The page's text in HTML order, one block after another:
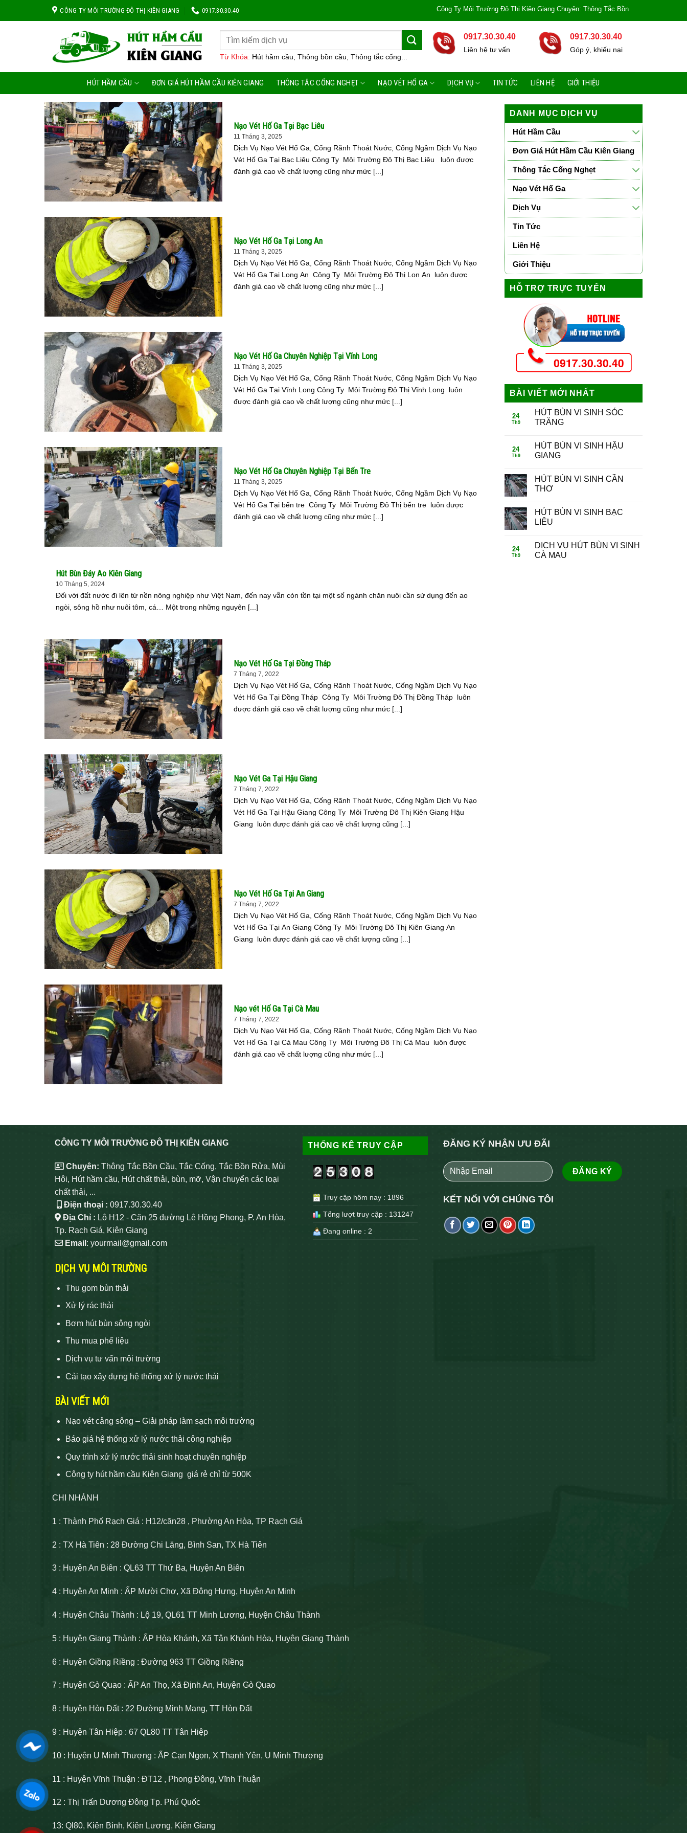
CÔNG TY MÔI TRƯỜNG ĐÔ THỊ KIÊN GIANG 0917.30.30.40 Công Ty Môi Trường Đô Thị Kiên Giang Chuyên: Thông Tắc Bồn Cầu, Tắc Cống, Tắc Bồn
Từ Khóa: Hút hầm cầu, Thông bồn cầu, Thông tắc cống...
0917.30.30.40
Liên hệ tư vấn
0917.30.30.40
Góp ý, khiếu nại
HÚT HẦM CẦU ĐƠN GIÁ HÚT HẦM CẦU KIÊN GIANG THÔNG TẮC CỐNG NGHẸT NẠO VÉT HỐ GA DỊCH VỤ TIN TỨC LIÊN HỆ GIỚI THIỆU
Nạo Vét Hố Ga Tại Bạc Liêu
11 Tháng 3, 2025
Dịch Vụ Nạo Vét Hố Ga, Cống Rãnh Thoát Nước, Cống Ngầm Dịch Vụ Nạo
Vét Hố Ga Tại Bạc Liêu Công Ty Môi Trường Đô Thị Bạc Liêu luôn được
đánh giá cao về chất lượng cũng như mức [...]
Nạo Vét Hố Ga Tại Long An
11 Tháng 3, 2025
Dịch Vụ Nạo Vét Hố Ga, Cống Rãnh Thoát Nước, Cống Ngầm Dịch Vụ Nạo
Vét Hố Ga Tại Long An Công Ty Môi Trường Đô Thị Lon An luôn được
đánh giá cao về chất lượng cũng như mức [...]
Nạo Vét Hố Ga Chuyên Nghiệp Tại Vĩnh Long
11 Tháng 3, 2025
Dịch Vụ Nạo Vét Hố Ga, Cống Rãnh Thoát Nước, Cống Ngầm Dịch Vụ Nạo
Vét Hố Ga Tại Vĩnh Long Công Ty Môi Trường Đô Thị Vĩnh Long luôn
được đánh giá cao về chất lượng cũng như mức [...]
Nạo Vét Hố Ga Chuyên Nghiệp Tại Bến Tre
11 Tháng 3, 2025
Dịch Vụ Nạo Vét Hố Ga, Cống Rãnh Thoát Nước, Cống Ngầm Dịch Vụ Nạo
Vét Hố Ga Tại bến tre Công Ty Môi Trường Đô Thị bến tre luôn được
đánh giá cao về chất lượng cũng như mức [...]
Hút Bùn Đáy Ao Kiên Giang
10 Tháng 5, 2024
Đối với đất nước đi lên từ nền nông nghiệp như Việt Nam, đến nay vẫn còn tồn tại một số ngành chăn nuôi cần sử dụng đến ao
ngòi, sông hồ như nuôi tôm, cá… Một trong những nguyên [...]
Nạo Vét Hố Ga Tại Đồng Tháp
7 Tháng 7, 2022
Dịch Vụ Nạo Vét Hố Ga, Cống Rãnh Thoát Nước, Cống Ngầm Dịch Vụ Nạo
Vét Hố Ga Tại Đồng Tháp Công Ty Môi Trường Đô Thị Đồng Tháp luôn
được đánh giá cao về chất lượng cũng như mức [...]
Nạo Vét Ga Tại Hậu Giang
7 Tháng 7, 2022
Dịch Vụ Nạo Vét Hố Ga, Cống Rãnh Thoát Nước, Cống Ngầm Dịch Vụ Nạo
Vét Hố Ga Tại Hậu Giang Công Ty Môi Trường Đô Thị Kiên Giang Hậu
Giang luôn được đánh giá cao về chất lượng cũng [...]
Nạo Vét Hố Ga Tại An Giang
7 Tháng 7, 2022
Dịch Vụ Nạo Vét Hố Ga, Cống Rãnh Thoát Nước, Cống Ngầm Dịch Vụ Nạo
Vét Hố Ga Tại An Giang Công Ty Môi Trường Đô Thị Kiên Giang An
Giang luôn được đánh giá cao về chất lượng cũng [...]
Nạo vét Hố Ga Tại Cà Mau
7 Tháng 7, 2022
Dịch Vụ Nạo Vét Hố Ga, Cống Rãnh Thoát Nước, Cống Ngầm Dịch Vụ Nạo
Vét Hố Ga Tại Cà Mau Công Ty Môi Trường Đô Thị Cà Mau luôn được
đánh giá cao về chất lượng cũng như mức [...]
DANH MỤC DỊCH VỤ
Hút Hầm Cầu
Đơn Giá Hút Hầm Cầu Kiên Giang
Thông Tắc Cống Nghẹt
Nạo Vét Hố Ga
Dịch Vụ
Tin Tức
Liên Hệ
Giới Thiệu
HỖ TRỢ TRỰC TUYẾN
BÀI VIẾT MỚI NHẤT
24
Th9
HÚT BÙN VI SINH SÓC
TRĂNG
24
Th9
HÚT BÙN VI SINH HẬU
GIANG
HÚT BÙN VI SINH CẦN
THƠ
HÚT BÙN VI SINH BẠC
LIÊU
24
Th9
DỊCH VỤ HÚT BÙN VI SINH
CÀ MAU
CÔNG TY MÔI TRƯỜNG ĐÔ THỊ KIÊN GIANG
Chuyên: Thông Tắc Bồn Cầu, Tắc Cống, Tắc Bồn Rửa, Mùi
Hôi, Hút hầm cầu, Hút chất thải, bùn, mỡ, Vận chuyển các loại
chất thải, ...
Điện thoại : 0917.30.30.40
Địa Chỉ : Lô H12 - Căn 25 đường Lê Hồng Phong, P. An Hòa,
Tp. Rạch Giá, Kiên Giang
Email : yourmail@gmail.com
DỊCH VỤ MÔI TRƯỜNG
Thu gom bùn thải
Xử lý rác thải
Bơm hút bùn sông ngòi
Thu mua phế liệu
Dịch vụ tư vấn môi trường
Cải tạo xây dựng hệ thống xử lý nước thải
BÀI VIẾT MỚI
Nạo vét cảng sông – Giải pháp làm sạch môi trường
Báo giá hệ thống xử lý nước thải công nghiệp
Quy trình xử lý nước thải sinh hoạt chuyên nghiệp
Công ty hút hầm cầu Kiên Giang giá rẻ chỉ từ 500K
THỐNG KÊ TRUY CẬP
Truy cập hôm nay : 1896
Tổng lượt truy cập : 131247
Đang online : 2
ĐĂNG KÝ NHẬN ƯU ĐÃI
KẾT NỐI VỚI CHÚNG TÔI
CHI NHÁNH
1 : Thành Phố Rạch Giá : H12/căn28 , Phường An Hòa, TP Rạch Giá
2 : TX Hà Tiên : 28 Đường Chi Lăng, Bình San, TX Hà Tiên
3 : Huyện An Biên : QL63 TT Thứ Ba, Huyện An Biên
4 : Huyện An Minh : ẤP Mười Chợ, Xã Đông Hưng, Huyện An Minh
4 : Huyện Châu Thành : Lộ 19, QL61 TT Minh Lương, Huyện Châu Thành
5 : Huyện Giang Thành : ẤP Hòa Khánh, Xã Tân Khánh Hòa, Huyện Giang Thành
6 : Huyện Giồng Riềng : Đường 963 TT Giồng Riềng
7 : Huyện Gò Quao : ẤP An Thọ, Xã Định An, Huyện Gò Quao
8 : Huyện Hòn Đất : 22 Đường Minh Mạng, TT Hòn Đất
9 : Huyện Tân Hiệp : 67 QL80 TT Tân Hiệp
10 : Huyện U Minh Thượng : ẤP Cạn Ngọn, X Thạnh Yên, U Minh Thượng
11 : Huyện Vĩnh Thuận : ĐT12 , Phong Đông, Vĩnh Thuận
12 : Thị Trấn Dương Đông Tp. Phú Quốc
13: Ql80, Kiên Bình, Kiên Lương, Kiên Giang